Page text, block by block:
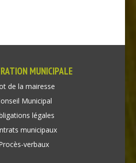
MUNICIPALE
de la mairesse
Municipal
légales
municipaux
verbaux